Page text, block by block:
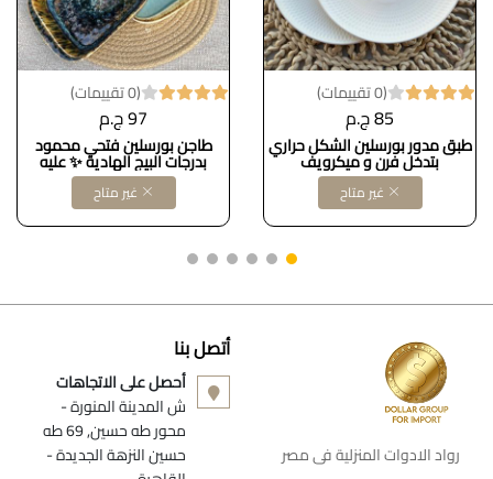
(0 تقييمات)
85 ج.م
طبق مدور بورسلين الشكل حراري
بتدخل فرن و ميكرويف
غير متاح
(0 تقييمات)
97 ج.م
طاجن بورسلين فتحي محمود
بدرجات البيج الهادية ✨ عليه
نقوشات فخمة مستوحاة من
الفن والطبيعة، شكله شيك جدًا
وهيزين سفرتك بشكل راقي ومميز،
وكمان خامته حرارية ممتازة
غير متاح
رواد الادوات المنزلية فى مصر
أتصل بنا
أحصل على الاتجاهات
ش المدينة المنورة -
محور طه حسين, 69 طه
حسين النزهة الجديدة -